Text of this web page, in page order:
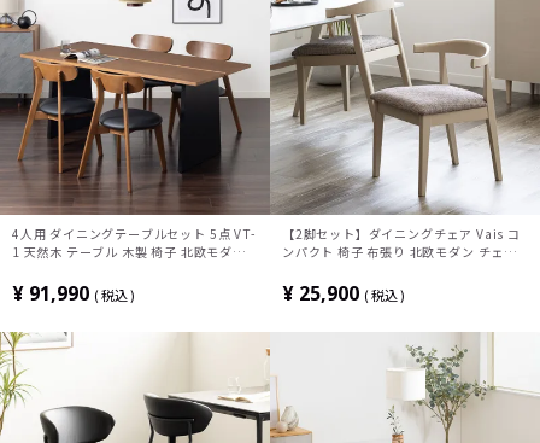
4人用 ダイニングテーブルセット 5点 VT-
1 天然木 テーブル 木製 椅子 北欧モダン
ット (幅180cm 食卓テーブル×1 食卓椅
子×4)
¥ 91,990 税込
【2脚セット】ダイニングチェア Vais コ
ンパクト 椅子 布張り 北欧モダン チェア
ゃれ グレー ブルー オレンジ ルンバブル
¥ 25,900 税込